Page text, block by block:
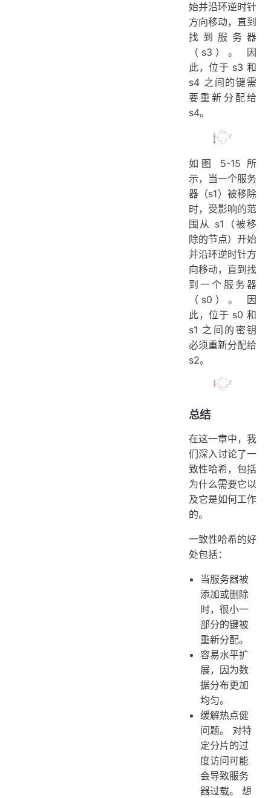
始并沿环逆时针
方向移动，直到
找到服务器
（s3）。 因
此，位于 s3 和
s4 之间的键需
要重新分配给
s4。
如图 5-15 所
示，当一个服务
器（s1）被移除
时，受影响的范
围从 s1（被移
除的节点）开始
并沿环逆时针方
向移动，直到找
到一个服务器
（s0）。 因
此，位于 s0 和
s1 之间的密钥
必须重新分配给
s2。
总结
在这一章中，我
们深入讨论了一
致性哈希，包括
为什么需要它以
及它是如何工作
的。
一致性哈希的好
处包括：
当服务器被
添加或删除
时，很小一
部分的键被
重新分配。
容易水平扩
展，因为数
据分布更加
均匀。
缓解热点健
问题。 对特
定分片的过
度访问可能
会导致服务
器过载。 想